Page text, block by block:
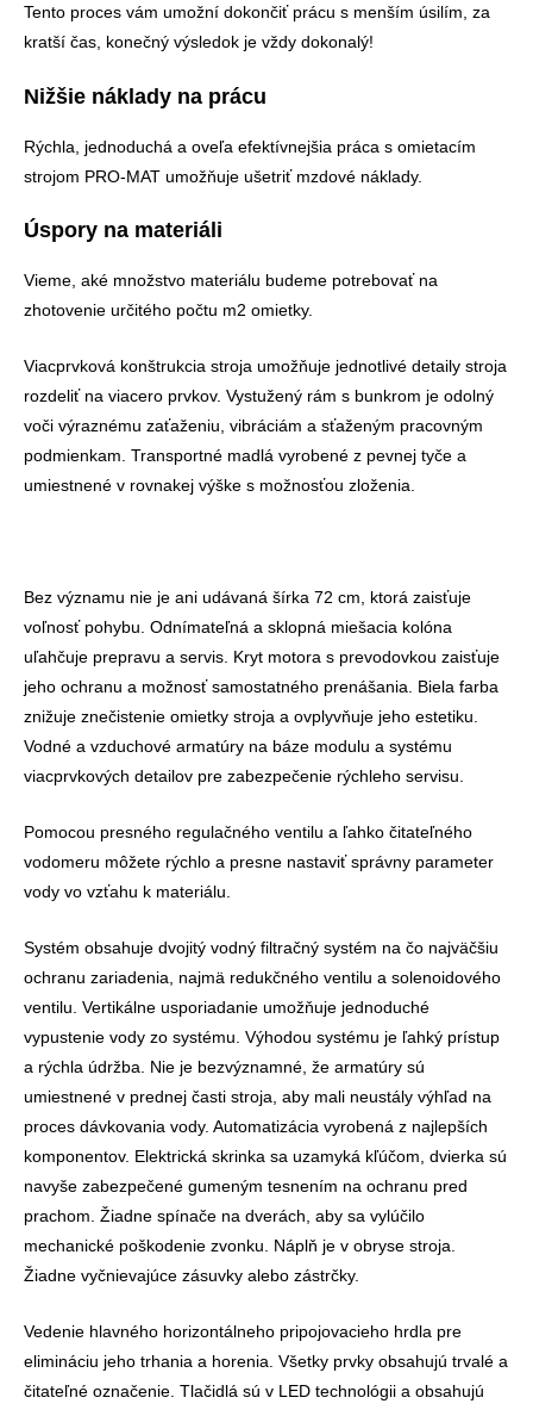
Tento proces vám umožní dokončiť prácu s menším úsilím, za
kratší čas, konečný výsledok je vždy dokonalý!
Nižšie náklady na prácu
Rýchla, jednoduchá a oveľa efektívnejšia práca s omietacím
strojom PRO-MAT umožňuje ušetriť mzdové náklady.
Úspory na materiáli
Vieme, aké množstvo materiálu budeme potrebovať na
zhotovenie určitého počtu m2 omietky.
Viacprvková konštrukcia stroja umožňuje jednotlivé detaily stroja
rozdeliť na viacero prvkov. Vystužený rám s bunkrom je odolný
voči výraznému zaťaženiu, vibráciám a sťaženým pracovným
podmienkam. Transportné madlá vyrobené z pevnej tyče a
umiestnené v rovnakej výške s možnosťou zloženia.
Bez významu nie je ani udávaná šírka 72 cm, ktorá zaisťuje
voľnosť pohybu. Odnímateľná a sklopná miešacia kolóna
uľahčuje prepravu a servis. Kryt motora s prevodovkou zaisťuje
jeho ochranu a možnosť samostatného prenášania. Biela farba
znižuje znečistenie omietky stroja a ovplyvňuje jeho estetiku.
Vodné a vzduchové armatúry na báze modulu a systému
viacprvkových detailov pre zabezpečenie rýchleho servisu.
Pomocou presného regulačného ventilu a ľahko čitateľného
vodomeru môžete rýchlo a presne nastaviť správny parameter
vody vo vzťahu k materiálu.
Systém obsahuje dvojitý vodný filtračný systém na čo najväčšiu
ochranu zariadenia, najmä redukčného ventilu a solenoidového
ventilu. Vertikálne usporiadanie umožňuje jednoduché
vypustenie vody zo systému. Výhodou systému je ľahký prístup
a rýchla údržba. Nie je bezvýznamné, že armatúry sú
umiestnené v prednej časti stroja, aby mali neustály výhľad na
proces dávkovania vody. Automatizácia vyrobená z najlepších
komponentov. Elektrická skrinka sa uzamyká kľúčom, dvierka sú
navyše zabezpečené gumeným tesnením na ochranu pred
prachom. Žiadne spínače na dverách, aby sa vylúčilo
mechanické poškodenie zvonku. Náplň je v obryse stroja.
Žiadne vyčnievajúce zásuvky alebo zástrčky.
Vedenie hlavného horizontálneho pripojovacieho hrdla pre
elimináciu jeho trhania a horenia. Všetky prvky obsahujú trvalé a
čitateľné označenie. Tlačidlá sú v LED technológii a obsahujú